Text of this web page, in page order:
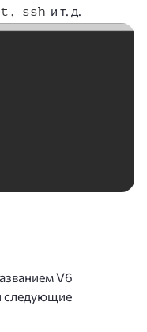
ssh и т. д.
V6
следующие